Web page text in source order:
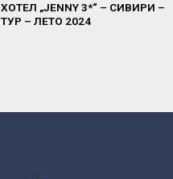
ХОТЕЛ „JENNY 3*“ – СИВИРИ –
ТУР – ЛЕТО 2024